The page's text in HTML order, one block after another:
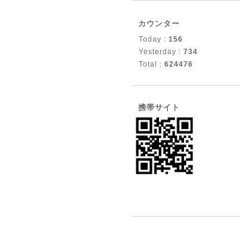
カウンター
Today : 156
Yesterday : 734
Total : 624476
携帯サイト